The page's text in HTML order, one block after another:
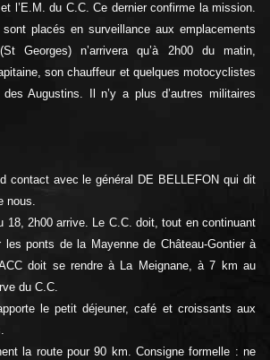
l’E.M. du C.C. Ce dernier confirme la mission.
placés en surveillance aux emplacements
Georges) n’arrivera qu’à 2h00 du matin,
son chauffeur et quelques motocyclistes
Augustins. Il n’y a plus d’autres militaires
contact avec le général DE BELLEFON qui dit
nous.
18, 2h00 arrive. Le C.C. doit, tout en continuant
ponts de la Mayenne de Château-Gontier à
doit se rendre à La Meignane, à 7 km au
du C.C.
le petit déjeuner, café et croissants aux
la route pour 90 km. Consigne formelle : ne